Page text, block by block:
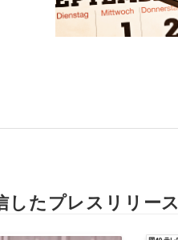
したプレスリリース